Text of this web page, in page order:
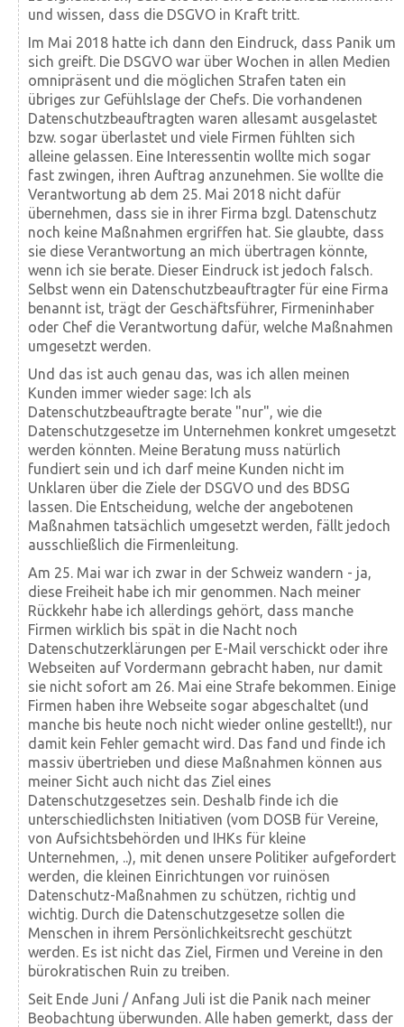
und wissen, dass die DSGVO in Kraft tritt.
Im Mai 2018 hatte ich dann den Eindruck, dass Panik um
sich greift. Die DSGVO war über Wochen in allen Medien
omnipräsent und die möglichen Strafen taten ein
übriges zur Gefühlslage der Chefs. Die vorhandenen
Datenschutzbeauftragten waren allesamt ausgelastet
bzw. sogar überlastet und viele Firmen fühlten sich
alleine gelassen. Eine Interessentin wollte mich sogar
fast zwingen, ihren Auftrag anzunehmen. Sie wollte die
Verantwortung ab dem 25. Mai 2018 nicht dafür
übernehmen, dass sie in ihrer Firma bzgl. Datenschutz
noch keine Maßnahmen ergriffen hat. Sie glaubte, dass
sie diese Verantwortung an mich übertragen könnte,
wenn ich sie berate. Dieser Eindruck ist jedoch falsch.
Selbst wenn ein Datenschutzbeauftragter für eine Firma
benannt ist, trägt der Geschäftsführer, Firmeninhaber
oder Chef die Verantwortung dafür, welche Maßnahmen
umgesetzt werden.
Und das ist auch genau das, was ich allen meinen
Kunden immer wieder sage: Ich als
Datenschutzbeauftragte berate "nur", wie die
Datenschutzgesetze im Unternehmen konkret umgesetzt
werden könnten. Meine Beratung muss natürlich
fundiert sein und ich darf meine Kunden nicht im
Unklaren über die Ziele der DSGVO und des BDSG
lassen. Die Entscheidung, welche der angebotenen
Maßnahmen tatsächlich umgesetzt werden, fällt jedoch
ausschließlich die Firmenleitung.
Am 25. Mai war ich zwar in der Schweiz wandern - ja,
diese Freiheit habe ich mir genommen. Nach meiner
Rückkehr habe ich allerdings gehört, dass manche
Firmen wirklich bis spät in die Nacht noch
Datenschutzerklärungen per E-Mail verschickt oder ihre
Webseiten auf Vordermann gebracht haben, nur damit
sie nicht sofort am 26. Mai eine Strafe bekommen. Einige
Firmen haben ihre Webseite sogar abgeschaltet (und
manche bis heute noch nicht wieder online gestellt!), nur
damit kein Fehler gemacht wird. Das fand und finde ich
massiv übertrieben und diese Maßnahmen können aus
meiner Sicht auch nicht das Ziel eines
Datenschutzgesetzes sein. Deshalb finde ich die
unterschiedlichsten Initiativen (vom DOSB für Vereine,
von Aufsichtsbehörden und IHKs für kleine
Unternehmen, ..), mit denen unsere Politiker aufgefordert
werden, die kleinen Einrichtungen vor ruinösen
Datenschutz-Maßnahmen zu schützen, richtig und
wichtig. Durch die Datenschutzgesetze sollen die
Menschen in ihrem Persönlichkeitsrecht geschützt
werden. Es ist nicht das Ziel, Firmen und Vereine in den
bürokratischen Ruin zu treiben.
Seit Ende Juni / Anfang Juli ist die Panik nach meiner
Beobachtung überwunden. Alle haben gemerkt, dass der